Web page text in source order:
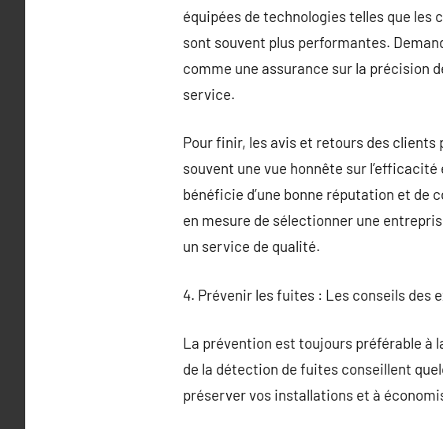
équipées de technologies telles que
sont souvent plus performantes.
comme une assurance sur la précision
service.
Pour finir, les avis et retours des
souvent une vue honnête sur
bénéficie d’une bonne réputation et
en mesure de sélectionner une
un service de qualité.
4. Prévenir les fuites : Les conseils des
La prévention est toujours préférable à
de la détection de fuites conseillent
préserver vos installations et à